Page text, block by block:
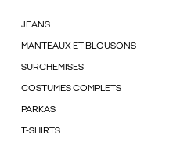
JEANS
MANTEAUX ET BLOUSONS
SURCHEMISES
COSTUMES COMPLETS
PARKAS
T-SHIRTS